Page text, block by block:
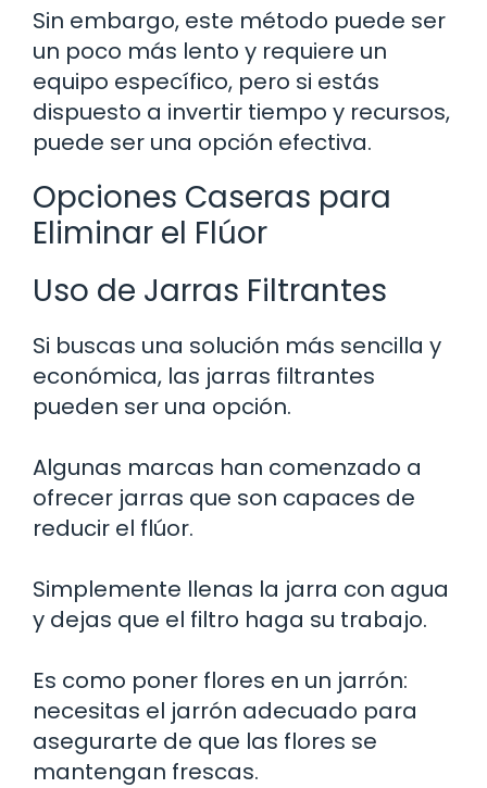
Sin embargo, este método puede ser
un poco más lento y requiere un
equipo específico, pero si estás
dispuesto a invertir tiempo y recursos,
puede ser una opción efectiva.
Opciones Caseras para
Eliminar el Flúor
Uso de Jarras Filtrantes
Si buscas una solución más sencilla y
económica, las jarras filtrantes
pueden ser una opción.
Algunas marcas han comenzado a
ofrecer jarras que son capaces de
reducir el flúor.
Simplemente llenas la jarra con agua
y dejas que el filtro haga su trabajo.
Es como poner flores en un jarrón:
necesitas el jarrón adecuado para
asegurarte de que las flores se
mantengan frescas.